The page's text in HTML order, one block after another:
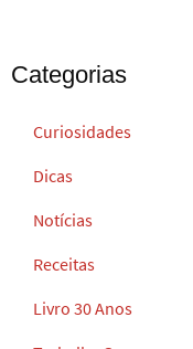
Categorias
Curiosidades
Dicas
Notícias
Receitas
Livro 30 Anos